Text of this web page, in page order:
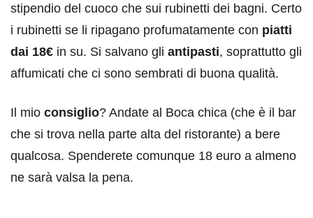
stipendio del cuoco che sui rubinetti dei bagni. Certo
i rubinetti se li ripagano profumatamente con piatti
dai 18€ in su. Si salvano gli antipasti, soprattutto gli
affumicati che ci sono sembrati di buona qualità.
Il mio consiglio? Andate al Boca chica (che è il bar
che si trova nella parte alta del ristorante) a bere
qualcosa. Spenderete comunque 18 euro a almeno
ne sarà valsa la pena.